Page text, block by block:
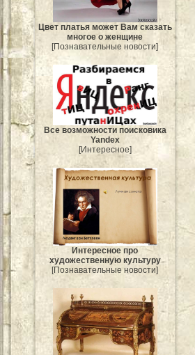
Цвет платья может Вам сказать
многое о женщине
[Познавательные новости]
Все возможности поисковика
Yandex
[Интересное]
Интересное про
художественную культуру
[Познавательные новости]